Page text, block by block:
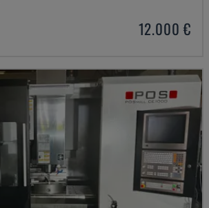
12.000 €